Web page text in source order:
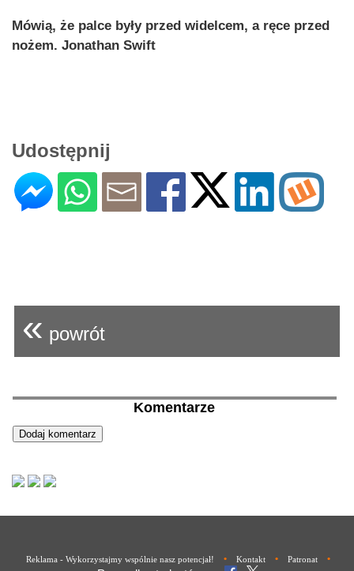
Mówią, że palce były przed widelcem, a ręce przed
nożem. Jonathan Swift
Udostępnij
« powrót
Komentarze
Reklama - Wykorzystajmy wspólnie nasz potencjał! • Kontakt • Patronat •